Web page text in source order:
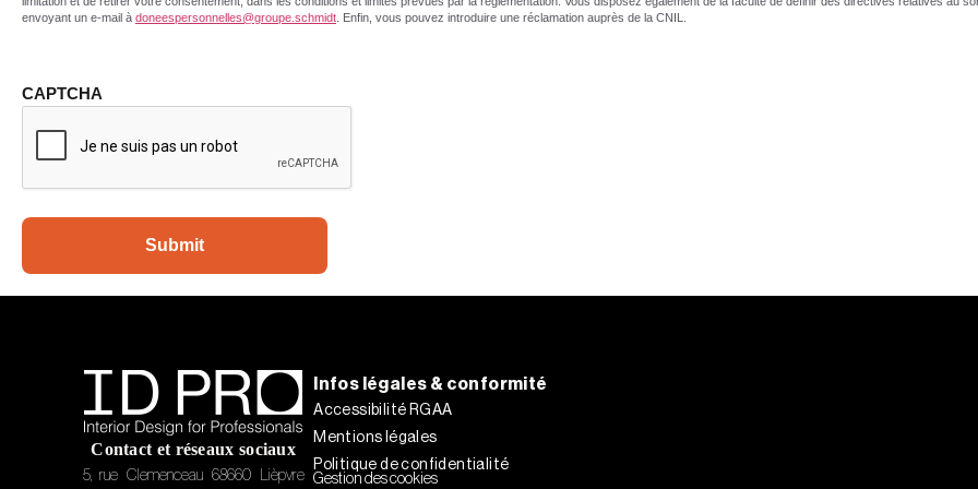
envoyant un e-mail à doneespersonnelles@groupe.schmidt . Enfin, vous pouvez introduire une réclamation auprès de la CNIL.
CAPTCHA
Contact et réseaux sociaux​
5, rue Clemenceau 68660 Lièpvre
Infos légales & conformité
Accessibilité RGAA
Mentions légales
Politique de confidentialité
Gestion des cookies